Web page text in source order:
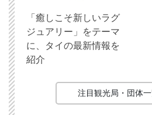
「癒しこそ新しいラグ
ジュアリー」をテーマ
に、タイの最新情報を
紹介
注目観光局・団体